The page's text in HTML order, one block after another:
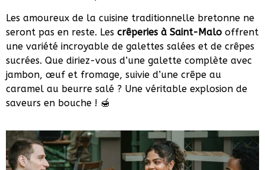
Les amoureux de la cuisine traditionnelle bretonne ne
seront pas en reste. Les crêperies à Saint-Malo offrent
une variété incroyable de galettes salées et de crêpes
sucrées. Que diriez-vous d’une galette complète avec
jambon, œuf et fromage, suivie d’une crêpe au
caramel au beurre salé ? Une véritable explosion de
saveurs en bouche ! 🍯